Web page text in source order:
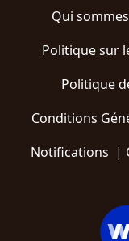
Qui
Politique sur
Politique
Conditions
Notifications |